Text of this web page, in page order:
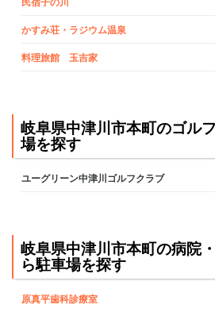
民宿子の川
かすみ荘・ラジウム温泉
料理旅館 玉吉家
岐阜県中津川市本町のゴル
場を探す
ユーグリーン中津川ゴルフクラブ
岐阜県中津川市本町の病院
ら駐車場を探す
原真平歯科診療室